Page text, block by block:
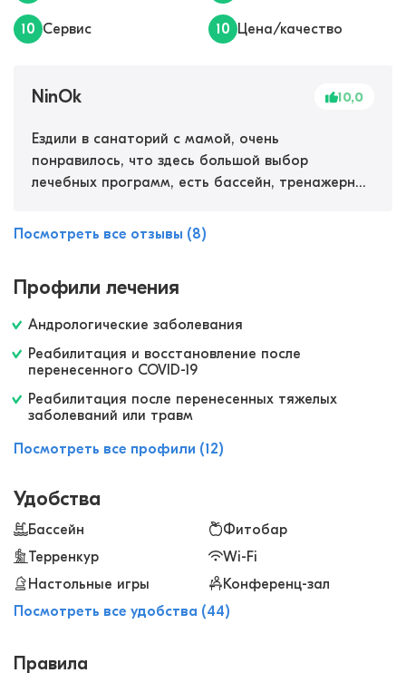
10 Сервис 10 Цена/качество
NinOk 10,0
Ездили в санаторий с мамой, очень
понравилось, что здесь большой выбор
лечебных программ, есть бассейн, тренажерный
водой. Лечат здесь квалифицированные
специалисты: проводят процедуры
ЛФК, используют также и климатические
живописным терренкурам. Словом, в этом
санатории можно совместить хороший отдых и
возможность подлечить разные заболевания.
Посмотреть все отзывы (8)
Профили лечения
Андрологические заболевания
Реабилитация и восстановление после
перенесенного COVID-19
Реабилитация после перенесенных тяжелых
заболеваний или травм
Посмотреть все профили (12)
Удобства
Бассейн
Фитобар
Терренкур
Wi-Fi
Настольные игры
Конференц-зал
Посмотреть все удобства (44)
Правила